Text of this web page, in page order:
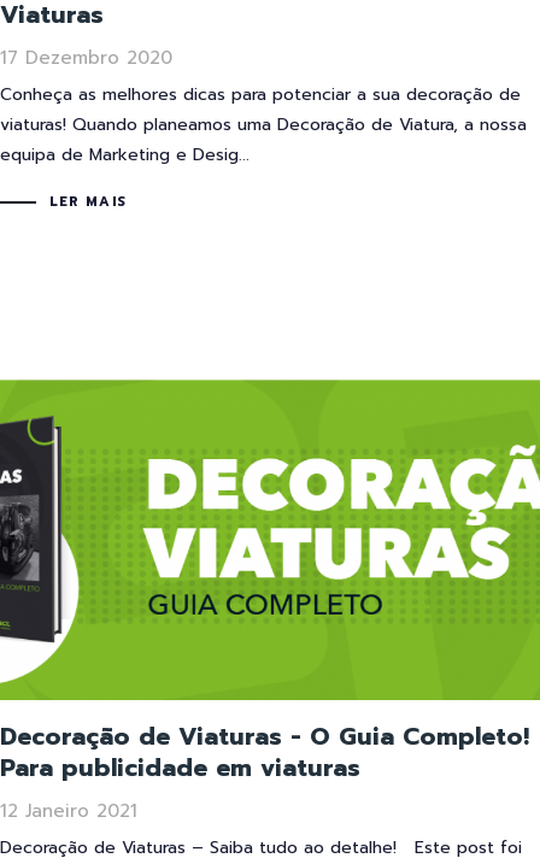
Viaturas
17 Dezembro 2020
Conheça as melhores dicas para potenciar a sua decoração de
viaturas! Quando planeamos uma Decoração de Viatura, a nossa
equipa de Marketing e Desig...
LER MAIS
Decoração de Viaturas - O Guia Completo!
Para publicidade em viaturas
12 Janeiro 2021
Decoração de Viaturas – Saiba tudo ao detalhe! Este post foi